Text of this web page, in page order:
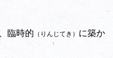
臨時的 （りんじてき） に築か